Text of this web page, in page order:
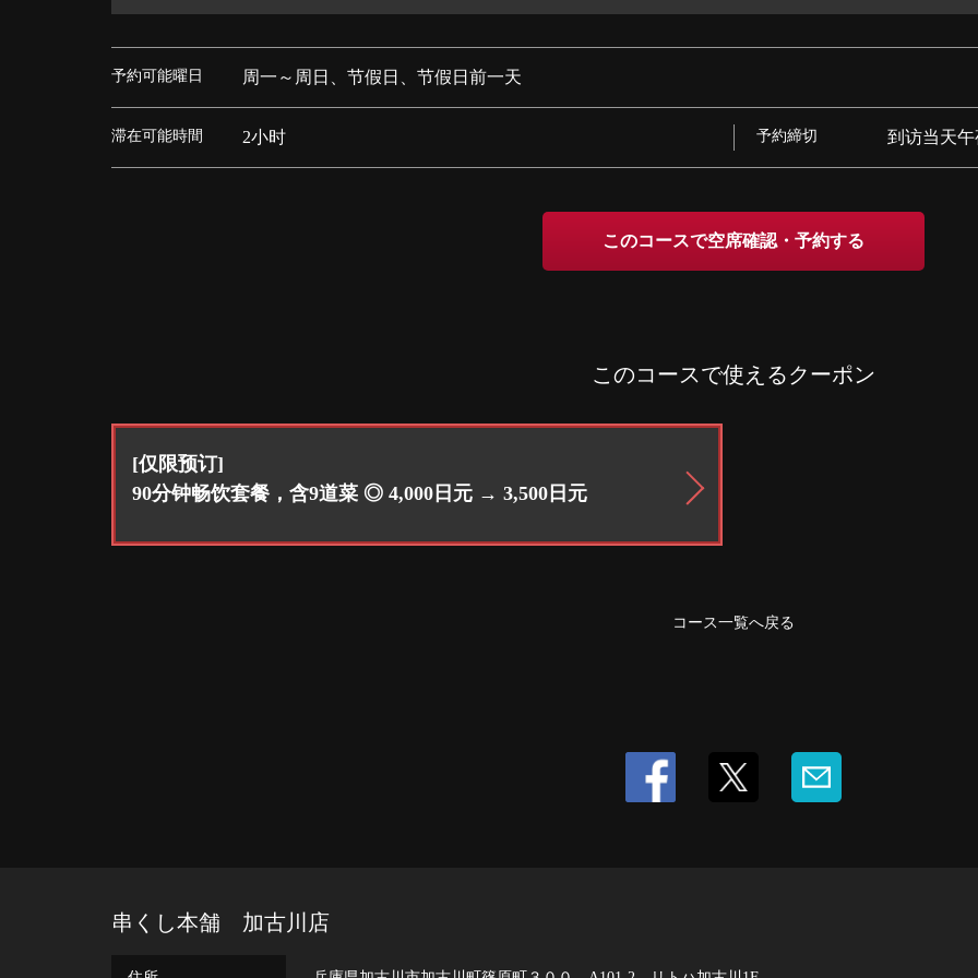
予約可能曜日 周一～周日、节假日、节假日前一天
滞在可能時間 2小时 予約締切 到访当天
このコースで空席確認・予約する
このコースで使えるクーポン
[仅限预订]
90分钟畅饮套餐，含9道菜 ◎ 4,000日元 → 3,500日元
コース一覧へ戻る
串くし本舗 加古川店